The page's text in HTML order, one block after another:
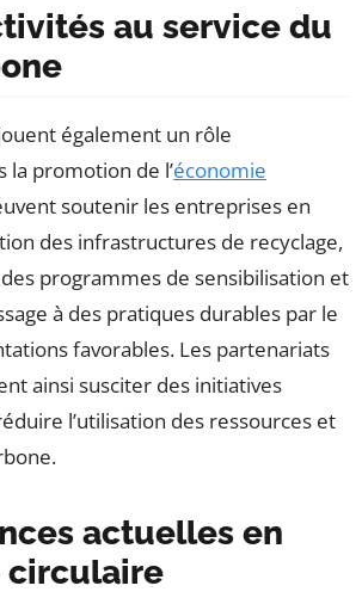
au service du
également un rôle
la promotion de l’économie
soutenir les entreprises en
des infrastructures de recyclage,
programmes de sensibilisation et
à des pratiques durables par le
favorables. Les partenariats
ainsi susciter des initiatives
l’utilisation des ressources et
actuelles en
circulaire